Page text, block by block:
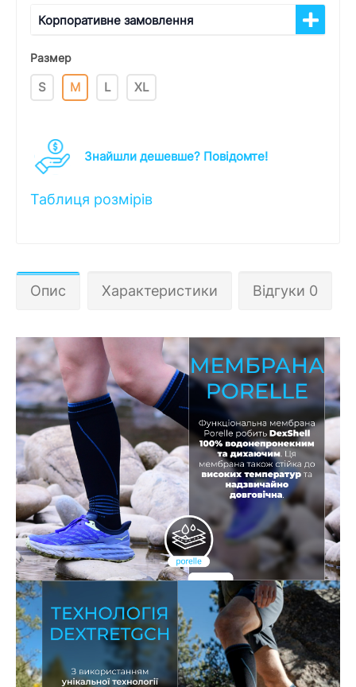
Корпоративне замовлення
Размер
S M L XL
Знайшли дешевше? Повідомте!
Таблиця розмірів
Опис Характеристики Відгуки 0